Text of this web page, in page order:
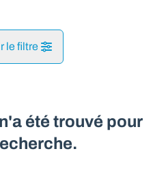
le filtre
de la carte
été trouvé pour